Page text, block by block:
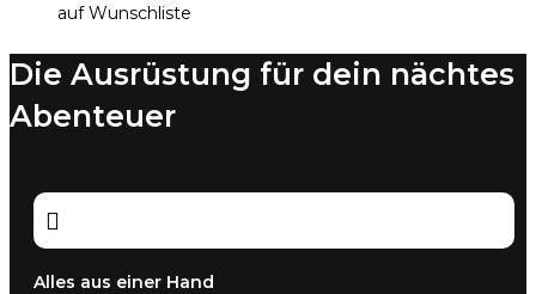
auf Wunschliste
Die Ausrüstung für dein nächtes
Abenteuer

Alles aus einer Hand